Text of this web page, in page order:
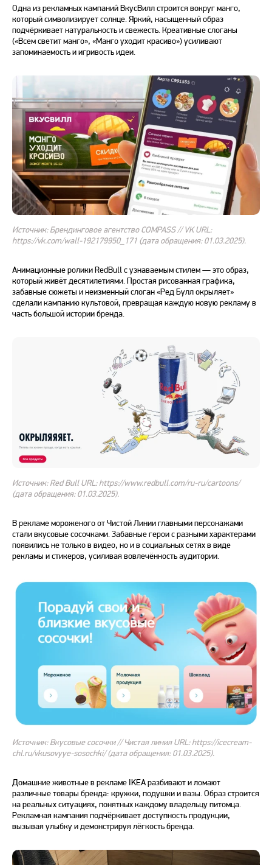
Одна из рекламных кампаний ВкусВилл строится вокруг манго,
который символизирует солнце. Яркий, насыщенный образ
подчёркивает натуральность и свежесть. Креативные слоганы
(«Всем светит манго», «Манго уходит красиво») усиливают
запоминаемость и игривость идеи.
Источник: Брендинговое агентство COMPASS // VK URL:
https://vk.com/wall-192179950_171 (дата обращения: 01.03.2025).
Анимационные ролики RedBull с узнаваемым стилем — это образ,
который живёт десятилетиями. Простая рисованная графика,
забавные сюжеты и неизменный слоган «Ред Булл окрыляет»
сделали кампанию культовой, превращая каждую новую рекламу в
часть большой истории бренда.
Источник: Red Bull URL: https://www.redbull.com/ru-ru/cartoons/
(дата обращения: 01.03.2025).
В рекламе мороженого от Чистой Линии главными персонажами
стали вкусовые сосочками. Забавные герои с разными характерами
появились не только в видео, но и в социальных сетях в виде
рекламы и стикеров, усиливая вовлечённость аудитории.
Источник: Вкусовые сосочки // Чистая линия URL: https://icecream-
chl.ru/vkusovyye-sosochki/ (дата обращения: 01.03.2025).
Домашние животные в рекламе IKEA разбивают и ломают
различные товары бренда: кружки, подушки и вазы. Образ строится
на реальных ситуациях, понятных каждому владельцу питомца.
Рекламная кампания подчёркивает доступность продукции,
вызывая улыбку и демонстрируя лёгкость бренда.